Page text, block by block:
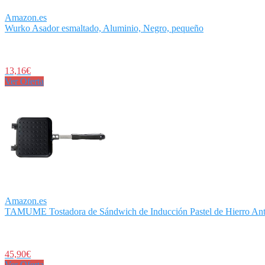
Amazon.es
Wurko Asador esmaltado, Aluminio, Negro, pequeño
13,16€
Ver Oferta
Amazon.es
TAMUME Tostadora de Sándwich de Inducción Pastel de Hierro
45,90€